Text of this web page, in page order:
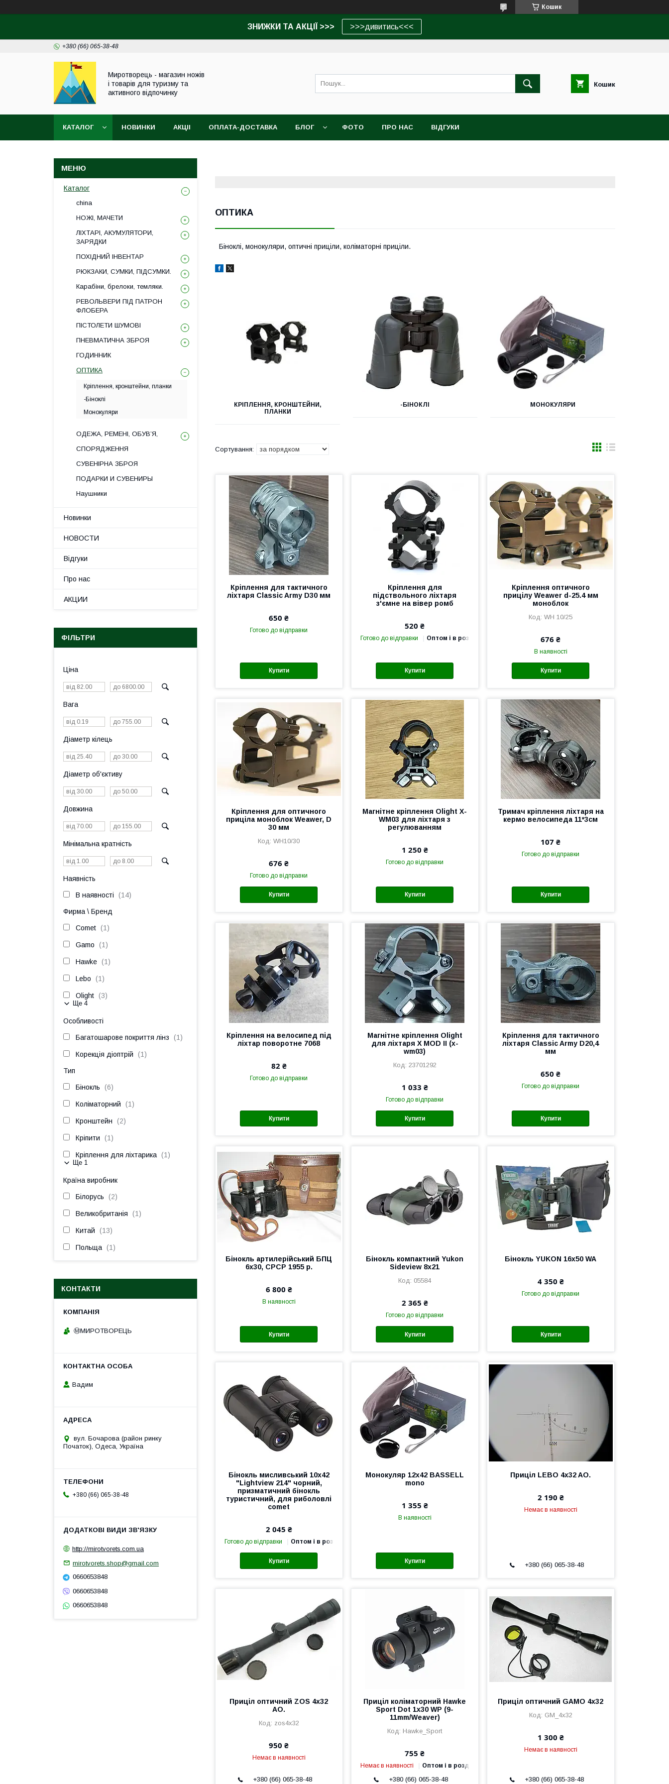
Кошик
ЗНИЖКИ ТА АКЦІЇ >>> >>>дивитись<<<
+380 (66) 065-38-48
Миротворець - магазин ножів
і товарів для туризму та
активного відпочинку
Кошик
КАТАЛОГ НОВИНКИ АКЦІІ ОПЛАТА-ДОСТАВКА БЛОГ ФОТО ПРО НАС ВІДГУКИ
ОПТИКА
Біноклі, монокуляри, оптичні приціли, коліматорні приціли.
КРІПЛЕННЯ, КРОНШТЕЙНИ,
ПЛАНКИ
-БІНОКЛІ МОНОКУЛЯРИ
Кріплення для тактичного
ліхтаря Classic Army D30 мм
650 ₴
Готово до відправки
Купити
Кріплення для
підствольного ліхтаря
з'ємне на вівер ромб
520 ₴
Готово до відправки Оптом і в роздріб
Купити
Кріплення оптичного
прицілу Weawer d-25.4 мм
моноблок
WH 10/25
676 ₴
В наявності
Купити
Кріплення для оптичного
приціла моноблок Weawer, D
30 мм
WH10/30
676 ₴
Готово до відправки
Купити
Магнітне кріплення Olight X-
WM03 для ліхтаря з
регулюванням
1 250 ₴
Готово до відправки
Купити
Тримач кріплення ліхтаря на
кермо велосипеда 11*3см
107 ₴
Готово до відправки
Купити
Кріплення на велосипед під
ліхтар поворотне 7068
82 ₴
Готово до відправки
Купити
Магнітне кріплення Olight
для ліхтаря X MOD II (x-
wm03)
23701292
1 033 ₴
Готово до відправки
Купити
Кріплення для тактичного
ліхтаря Classic Army D20,4
мм
650 ₴
Готово до відправки
Купити
Бінокль артилерійський БПЦ
6х30, СРСР 1955 р.
6 800 ₴
В наявності
Купити
Бінокль компактний Yukon
Sideview 8x21
05584
2 365 ₴
Готово до відправки
Купити
Бінокль YUKON 16x50 WA
4 350 ₴
Готово до відправки
Купити
Бінокль мисливський 10х42
"Lightview 214" чорний,
призматичний бінокль
туристичний, для риболовлі
comet
2 045 ₴
Готово до відправки Оптом і в роздріб
Купити
Монокуляр 12х42 BASSELL
mono
1 355 ₴
В наявності
Купити
Приціл LEBO 4x32 AO.
2 190 ₴
Немає в наявності
+380 (66) 065-38-48
Приціл оптичний ZOS 4x32
AO.
zos4x32
950 ₴
Немає в наявності
+380 (66) 065-38-48
Приціл коліматорний Hawke
Sport Dot 1x30 WP (9-
11mm/Weaver)
Hawke_Sport
755 ₴
Немає в наявності Оптом і в роздріб
+380 (66) 065-38-48
Приціл оптичний GAMO 4x32
GM_4x32
1 300 ₴
Немає в наявності
+380 (66) 065-38-48
Каталог
china
НОЖІ, МАЧЕТИ
ЛІХТАРІ, АКУМУЛЯТОРИ,
ЗАРЯДКИ
ПОХІДНИЙ ІНВЕНТАР
РЮКЗАКИ, СУМКИ, ПІДСУМКИ.
Карабіни, брелоки, темляки.
РЕВОЛЬВЕРИ ПІД ПАТРОН
ФЛОБЕРА
ПІСТОЛЕТИ ШУМОВІ
ПНЕВМАТИЧНА ЗБРОЯ
ГОДИННИК
ОПТИКА
Кріплення, кронштейни, планки
-Біноклі
Монокуляри
ОДЕЖА, РЕМЕНІ, ОБУВ’Я,
СПОРЯДЖЕННЯ
СУВЕНІРНА ЗБРОЯ
ПОДАРКИ И СУВЕНИРЫ
Наушники
Новинки
НОВОСТИ
Відгуки
Про нас
АКЦИИ
ФІЛЬТРИ
Ціна
Вага
Діаметр кілець
Діаметр об'єктиву
Довжина
Мінімальна кратність
Наявність
В наявності 14
Фирма \ Бренд
Comet 1
Gamo 1
Hawke 1
Lebo 1
Olight 3
Ще 4
Особливості
Багатошарове покриття лінз 1
Корекція діоптрій 1
Тип
Бінокль 6
Коліматорний 1
Кронштейн 2
Кріпити 1
Кріплення для ліхтарика 1
Ще 1
Країна виробник
Білорусь 2
Великобританія 1
Китай 13
Польща 1
КОНТАКТИ
Ⓜ️МИРОТВОРЕЦЬ
Вадим
вул. Бочарова (район ринку
Початок), Одеса, Україна
+380 (66) 065-38-48
http://mirotvorets.com.ua
mirotvorets.shop@gmail.com
0660653848
0660653848
0660653848